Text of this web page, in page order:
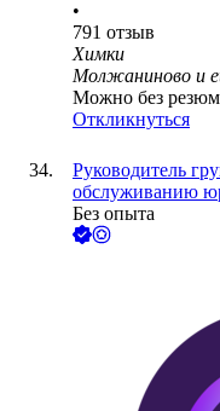
•
791 отзыв
Химки
Молжаниново и
Можно без
Откликнуться
Руководитель
обслуживанию
Без опыта